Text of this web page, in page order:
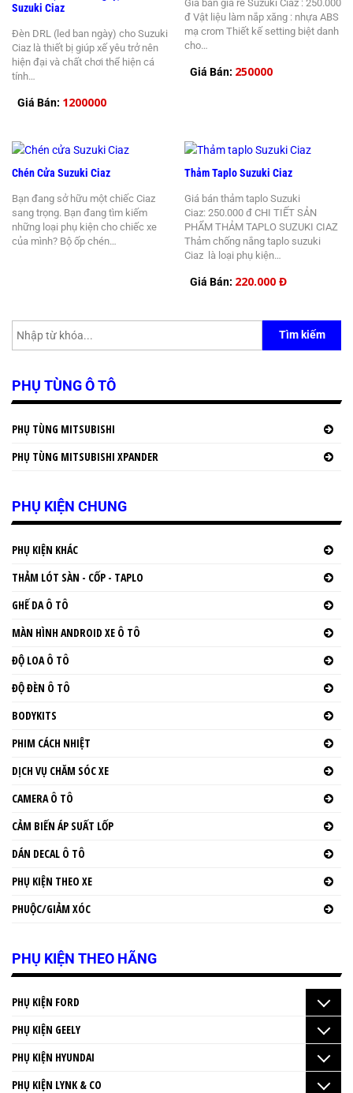
Suzuki Ciaz
Đèn DRL (led ban ngày) cho Suzuki
Ciaz là thiết bị giúp xế yêu trở nên
hiện đại và chất chơi thể hiện cá
tính…
Giá Bán: 1200000
Giá bán giá rẻ Suzuki Ciaz : 250.000
đ Vật liệu làm nắp xăng : nhựa ABS
mạ crom Thiết kế setting biệt danh
cho…
Giá Bán: 250000
Chén Cửa Suzuki Ciaz
Bạn đang sở hữu một chiếc Ciaz
sang trọng. Bạn đang tìm kiếm
những loại phụ kiện cho chiếc xe
của mình? Bộ ốp chén…
Thảm Taplo Suzuki Ciaz
Giá bán thảm taplo Suzuki
Ciaz: 250.000 đ CHI TIẾT SẢN
PHẨM THẢM TAPLO SUZUKI CIAZ
Thảm chống nắng taplo suzuki
Ciaz là loại phụ kiện…
Giá Bán: 220.000 Đ
Tìm kiếm
PHỤ TÙNG Ô TÔ
PHỤ TÙNG MITSUBISHI
PHỤ TÙNG MITSUBISHI XPANDER
PHỤ KIỆN CHUNG
PHỤ KIỆN KHÁC
THẢM LÓT SÀN - CỐP - TAPLO
GHẾ DA Ô TÔ
MÀN HÌNH ANDROID XE Ô TÔ
ĐỘ LOA Ô TÔ
ĐỘ ĐÈN Ô TÔ
BODYKITS
PHIM CÁCH NHIỆT
DỊCH VỤ CHĂM SÓC XE
CAMERA Ô TÔ
CẢM BIẾN ÁP SUẤT LỐP
DÁN DECAL Ô TÔ
PHỤ KIỆN THEO XE
PHUỘC/GIẢM XÓC
PHỤ KIỆN THEO HÃNG
PHỤ KIỆN FORD
PHỤ KIỆN GEELY
PHỤ KIỆN HYUNDAI
PHỤ KIỆN LYNK & CO